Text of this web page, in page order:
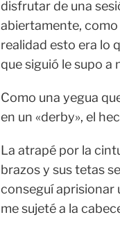
disfrutar de una
abiertamente, como
realidad esto era lo
que siguió le supo a
Como una yegua
en un «derby», el
La atrapé por la
brazos y sus tetas
conseguí aprisionar
me sujeté a la